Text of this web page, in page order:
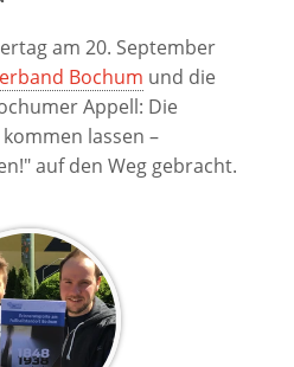
am 20. September
Bochum und die
Appell: Die
lassen –
auf den Weg gebracht.